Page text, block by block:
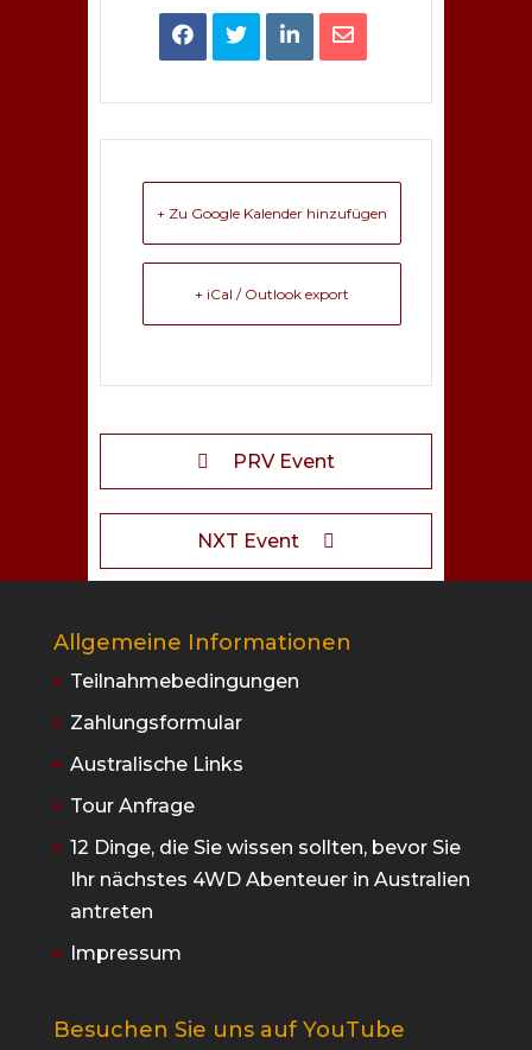
+ Zu Google Kalender hinzufügen
+ iCal / Outlook export
PRV Event
NXT Event
Allgemeine Informationen
Teilnahmebedingungen
Zahlungsformular
Australische Links
Tour Anfrage
12 Dinge, die Sie wissen sollten, bevor Sie
Ihr nächstes 4WD Abenteuer in Australien
antreten
Impressum
Besuchen Sie uns auf YouTube